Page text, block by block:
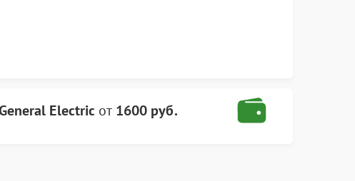
Electric от 1600 руб.